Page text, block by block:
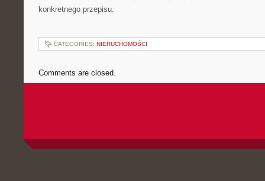
konkretnego przepisu.
CATEGORIES: NIERUCHOMOŚCI
Comments are closed.